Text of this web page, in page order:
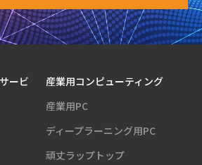
ービ
産業用コンピューティング
産業用PC
ディープラーニング用PC
頑丈ラップトップ